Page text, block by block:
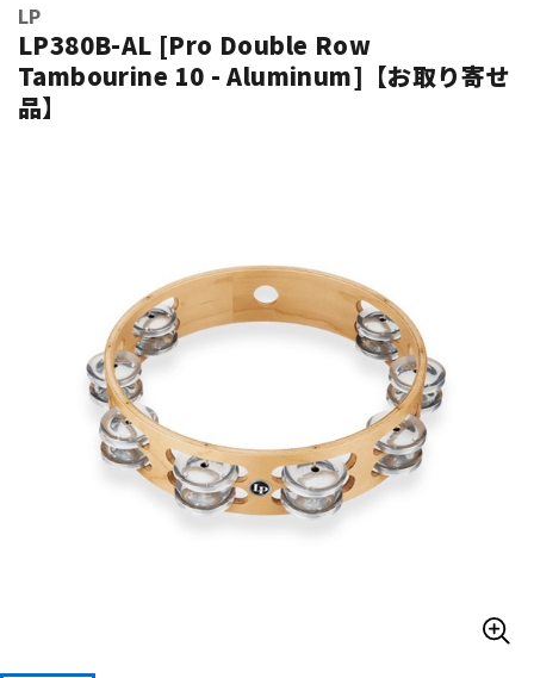
パーカッション
キーボード 電子ピアノ
管楽器 その他楽器
LP
LP380B-AL [Pro Double Row
Tambourine 10 - Aluminum]【お取り寄せ
品】